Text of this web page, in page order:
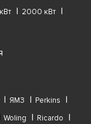
2000 кВт
ЯМЗ
Perkins
Woling
Ricardo